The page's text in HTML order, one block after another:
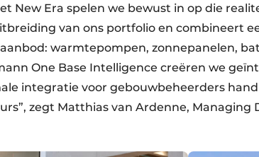
New Era spelen we bewust in op die
van ons portfolio en combineert
warmtepompen, zonnepanelen,
One Base Intelligence creëren we
integratie voor gebouwbeheerders
zegt Matthias van Ardenne, Managing